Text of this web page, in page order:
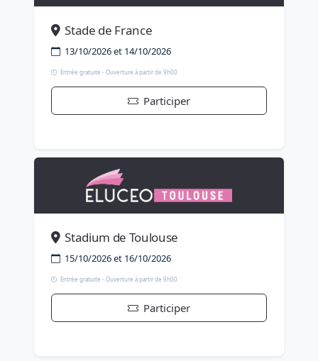
Stade de France
13/10/2026 et 14/10/2026
Entrée gratuite - Ouverture à partir de 9h00
Participer
Stadium de Toulouse
15/10/2026 et 16/10/2026
Entrée gratuite - Ouverture à partir de 9h00
Participer